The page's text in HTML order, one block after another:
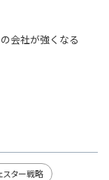
会社が強くなる
スター戦略